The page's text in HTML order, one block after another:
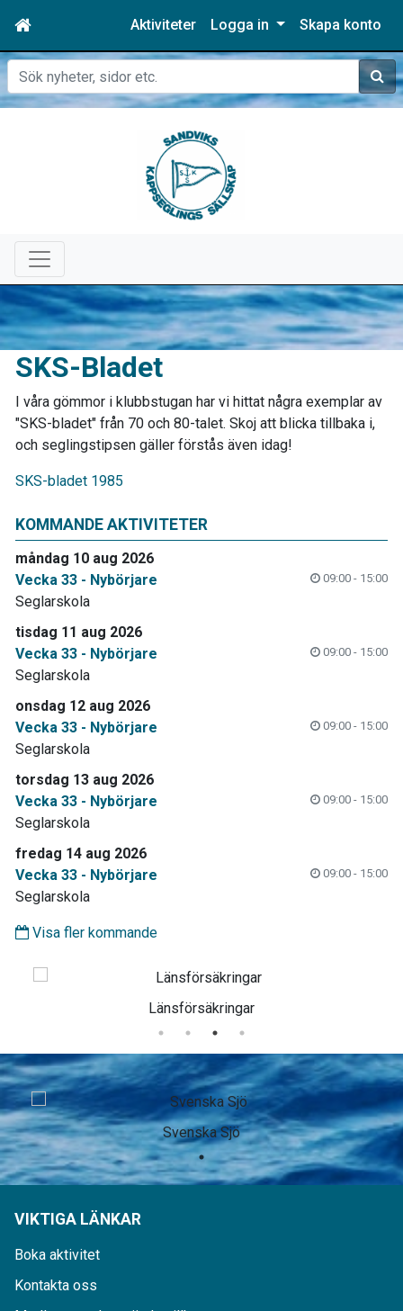
Aktiviteter Logga in Skapa konto
Sök
SKS-Bladet
I våra gömmor i klubbstugan har vi hittat några exemplar av
"SKS-bladet" från 70 och 80-talet. Skoj att blicka tillbaka i,
och seglingstipsen gäller förstås även idag!
SKS-bladet 1985
KOMMANDE AKTIVITETER
måndag 10 aug 2026
Vecka 33 - Nybörjare
09:00 - 15:00
Seglarskola
tisdag 11 aug 2026
Vecka 33 - Nybörjare
09:00 - 15:00
Seglarskola
onsdag 12 aug 2026
Vecka 33 - Nybörjare
09:00 - 15:00
Seglarskola
torsdag 13 aug 2026
Vecka 33 - Nybörjare
09:00 - 15:00
Seglarskola
fredag 14 aug 2026
Vecka 33 - Nybörjare
09:00 - 15:00
Seglarskola
Visa fler kommande
Länsförsäkringar
Svenska Sjö
VIKTIGA LÄNKAR
Boka aktivitet
Kontakta oss